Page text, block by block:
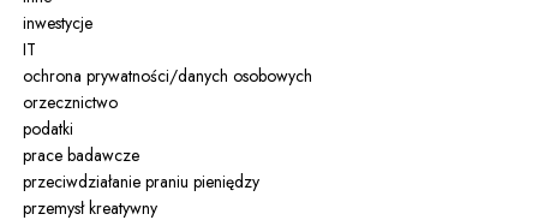
inwestycje
IT
ochrona prywatności/danych osobowych
orzecznictwo
podatki
prace badawcze
przeciwdziałanie praniu pieniędzy
przemysł kreatywny